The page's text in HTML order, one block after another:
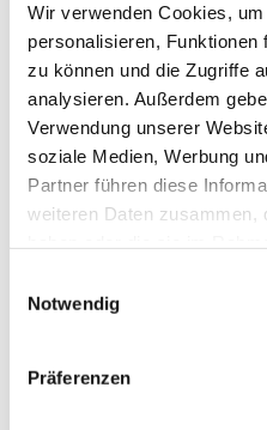
Wir verwenden Cookies,
personalisieren, Funktionen
zu können und die Zugriffe
analysieren. Außerdem
Verwendung unserer
soziale Medien, Werbung
Partner führen diese
weiteren Daten zusammen,
Notwendig
Präferenzen